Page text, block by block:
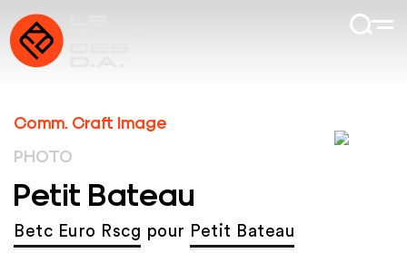
Comm. Craft Image
PHOTO
Petit Bateau
Betc Euro Rscg pour Petit Bateau